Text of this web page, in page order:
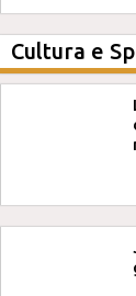
Cultura e